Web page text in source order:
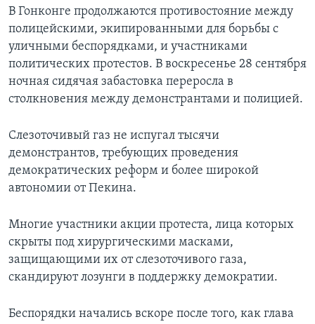
В Гонконге продолжаются противостояние между
полицейскими, экипированными для борьбы с
уличными беспорядками, и участниками
политических протестов. В воскресенье 28 сентября
ночная сидячая забастовка переросла в
столкновения между демонстрантами и полицией.
Слезоточивый газ не испугал тысячи
демонстрантов, требующих проведения
демократических реформ и более широкой
автономии от Пекина.
Многие участники акции протеста, лица которых
скрыты под хирургическими масками,
защищающими их от слезоточивого газа,
скандируют лозунги в поддержку демократии.
Беспорядки начались вскоре после того, как глава